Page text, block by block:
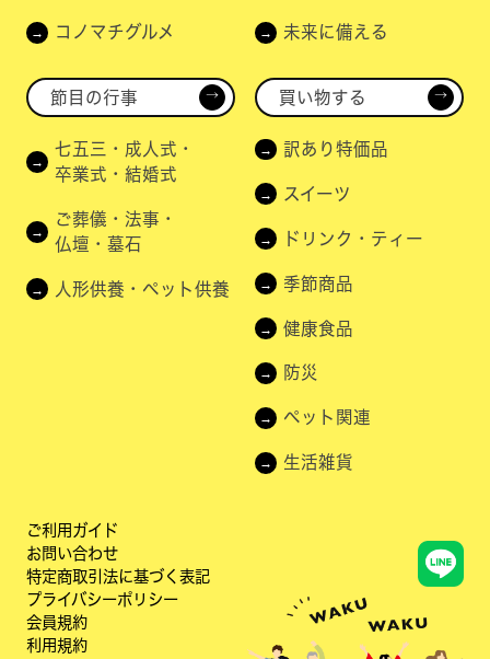
コノマチグルメ 未来に備える
節目の行事 →
七五三・成人式・
卒業式・結婚式
ご葬儀・法事・
仏壇・墓石
人形供養・ペット供養
買い物する →
訳あり特価品
スイーツ
ドリンク・ティー
季節商品
健康食品
防災
ペット関連
生活雑貨
ご利用ガイド
お問い合わせ
特定商取引法に基づく表記
プライバシーポリシー
会員規約
利用規約